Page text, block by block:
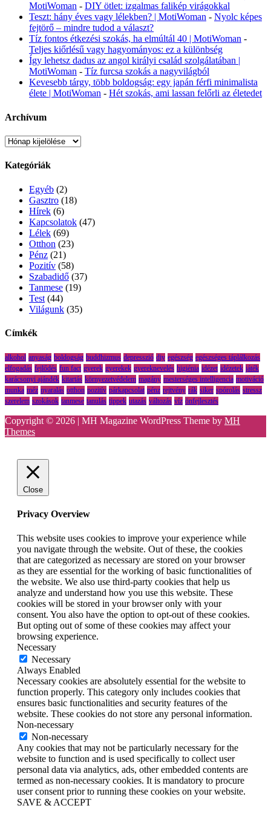
MotiWoman - DIY ötlet: izgalmas falikép virágokkal
Teszt: hány éves vagy lélekben? | MotiWoman - Nyolc képes
fejtörő – mindre tudod a választ?
Tíz fontos étkezési szokás, ha elmúltál 40 | MotiWoman -
Teljes kiőrlésű vagy hagyományos: ez a különbség
Így lehetsz dadus az angol királyi család szolgálatában |
MotiWoman - Tíz furcsa szokás a nagyvilágból
Kevesebb tárgy, több boldogság: egy japán férfi minimalista
élete | MotiWoman - Hét szokás, ami lassan felőrli az életedet
Archívum
Archívum
Kategóriák
Egyéb (2)
Gasztro (18)
Hírek (6)
Kapcsolatok (47)
Lélek (69)
Otthon (23)
Pénz (21)
Pozitív (58)
Szabadidő (37)
Tanmese (19)
Test (44)
Világunk (35)
Címkék
alkohol anyaság boldogság buddhizmus depresszió diy egészség egészséges táplálkozás
elfogadás fejlődés fun fact gyerek gyerekek gyereknevelés higiénia idézet idézetek játék
karácsonyi ajándék kitartás környezetvédelem magány mesterséges intelligencia motiváció
munka méz nyaralás otthon pozitív párkapcsolat pénz rejtvény rák siker spórolás stressz
szerelem szokások tanmese tanulás tippek utazás változás víz önfejlesztés
Copyright © 2026 | MH Magazine WordPress Theme by MH
Themes
Close
Privacy Overview
This website uses cookies to improve your experience while
you navigate through the website. Out of these, the cookies
that are categorized as necessary are stored on your browser
as they are essential for the working of basic functionalities of
the website. We also use third-party cookies that help us
analyze and understand how you use this website. These
cookies will be stored in your browser only with your
consent. You also have the option to opt-out of these cookies.
But opting out of some of these cookies may affect your
browsing experience.
Necessary
Necessary
Always Enabled
Necessary cookies are absolutely essential for the website to
function properly. This category only includes cookies that
ensures basic functionalities and security features of the
website. These cookies do not store any personal information.
Non-necessary
Non-necessary
Any cookies that may not be particularly necessary for the
website to function and is used specifically to collect user
personal data via analytics, ads, other embedded contents are
termed as non-necessary cookies. It is mandatory to procure
user consent prior to running these cookies on your website.
SAVE & ACCEPT